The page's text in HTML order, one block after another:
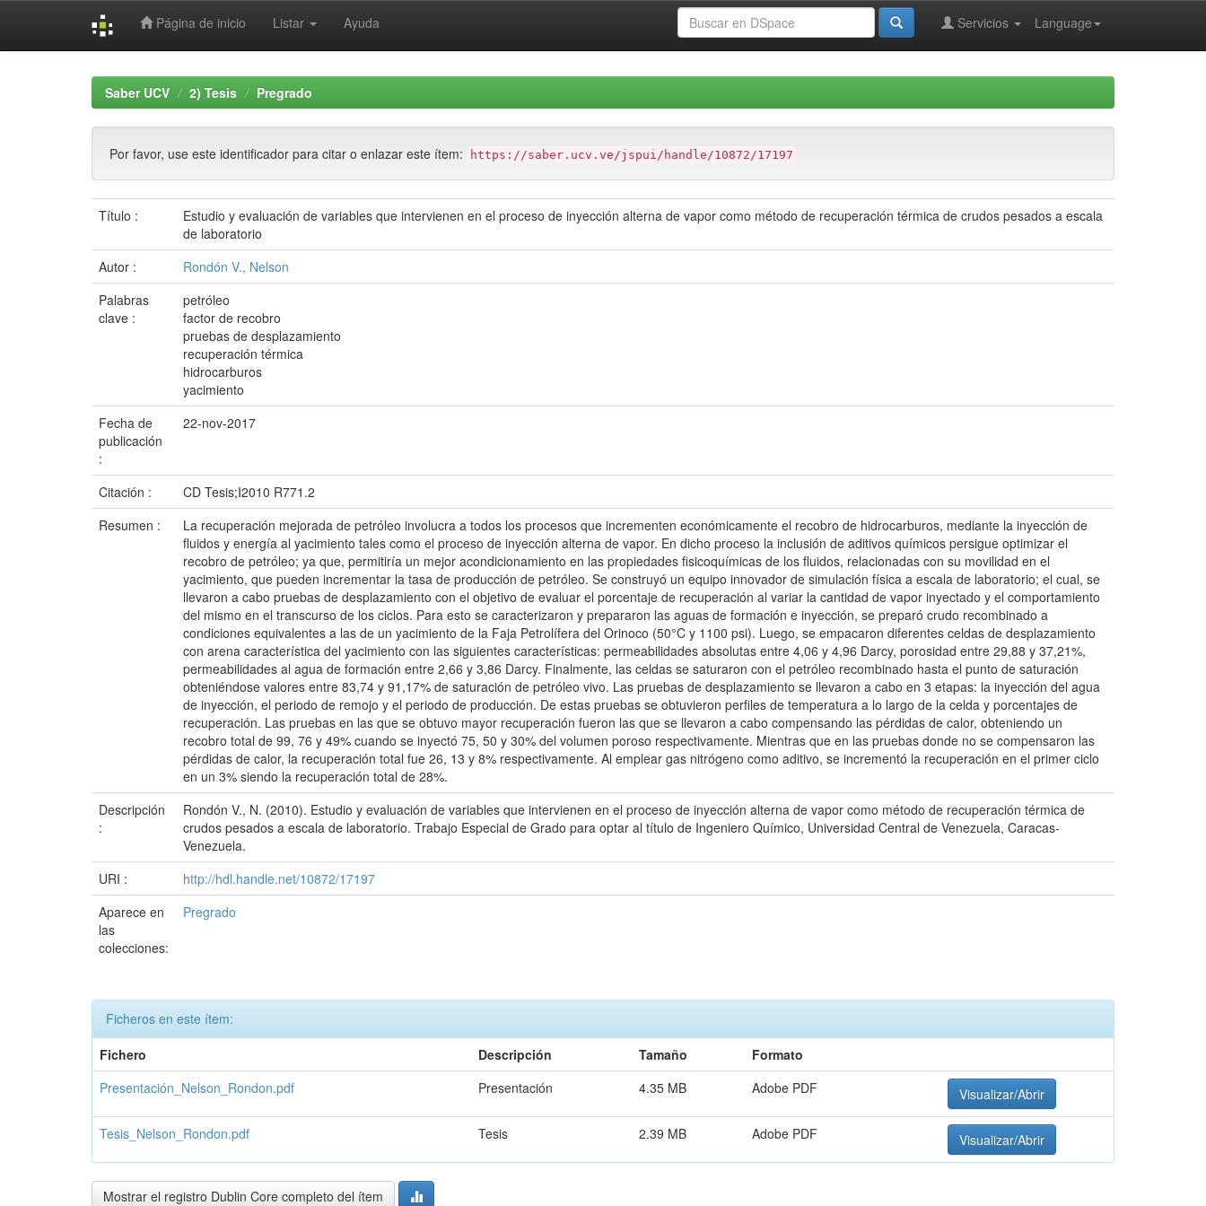
Página de inicio Listar Ayuda Language
Servicios
Saber UCV 2) Tesis Pregrado
Por favor, use este identificador para citar o enlazar este ítem: https://saber.ucv.ve/jspui/handle/10872/17197
Título :
Estudio y evaluación de variables que intervienen en el proceso de inyección alterna de vapor como método de recuperación térmica de crudos pesados a escala
de laboratorio
Autor :
Rondón V., Nelson
Palabras
clave :
petróleo
factor de recobro
pruebas de desplazamiento
recuperación térmica
hidrocarburos
yacimiento
Fecha de
publicación
:
22-nov-2017
Citación :
CD Tesis;I2010 R771.2
Resumen :
La recuperación mejorada de petróleo involucra a todos los procesos que incrementen económicamente el recobro de hidrocarburos, mediante la inyección de
fluidos y energía al yacimiento tales como el proceso de inyección alterna de vapor. En dicho proceso la inclusión de aditivos químicos persigue optimizar el
recobro de petróleo; ya que, permitiría un mejor acondicionamiento en las propiedades fisicoquímicas de los fluidos, relacionadas con su movilidad en el
yacimiento, que pueden incrementar la tasa de producción de petróleo. Se construyó un equipo innovador de simulación física a escala de laboratorio; el cual, se
llevaron a cabo pruebas de desplazamiento con el objetivo de evaluar el porcentaje de recuperación al variar la cantidad de vapor inyectado y el comportamiento
del mismo en el transcurso de los ciclos. Para esto se caracterizaron y prepararon las aguas de formación e inyección, se preparó crudo recombinado a
condiciones equivalentes a las de un yacimiento de la Faja Petrolífera del Orinoco (50°C y 1100 psi). Luego, se empacaron diferentes celdas de desplazamiento
con arena característica del yacimiento con las siguientes características: permeabilidades absolutas entre 4,06 y 4,96 Darcy, porosidad entre 29,88 y 37,21%,
permeabilidades al agua de formación entre 2,66 y 3,86 Darcy. Finalmente, las celdas se saturaron con el petróleo recombinado hasta el punto de saturación
obteniéndose valores entre 83,74 y 91,17% de saturación de petróleo vivo. Las pruebas de desplazamiento se llevaron a cabo en 3 etapas: la inyección del agua
de inyección, el periodo de remojo y el periodo de producción. De estas pruebas se obtuvieron perfiles de temperatura a lo largo de la celda y porcentajes de
recuperación. Las pruebas en las que se obtuvo mayor recuperación fueron las que se llevaron a cabo compensando las pérdidas de calor, obteniendo un
recobro total de 99, 76 y 49% cuando se inyectó 75, 50 y 30% del volumen poroso respectivamente. Mientras que en las pruebas donde no se compensaron las
pérdidas de calor, la recuperación total fue 26, 13 y 8% respectivamente. Al emplear gas nitrógeno como aditivo, se incrementó la recuperación en el primer ciclo
en un 3% siendo la recuperación total de 28%.
Descripción
:
Rondón V., N. (2010). Estudio y evaluación de variables que intervienen en el proceso de inyección alterna de vapor como método de recuperación térmica de
crudos pesados a escala de laboratorio. Trabajo Especial de Grado para optar al título de Ingeniero Químico, Universidad Central de Venezuela, Caracas-
Venezuela.
URI :
http://hdl.handle.net/10872/17197
Aparece en
las
colecciones:
Pregrado
Ficheros en este ítem:
Fichero
Descripción Tamaño
Formato
Presentación_Nelson_Rondon.pdf
Presentación 4.35 MB Adobe PDF Visualizar/Abrir
Tesis_Nelson_Rondon.pdf Tesis 2.39 MB Adobe PDF Visualizar/Abrir
Mostrar el registro Dublin Core completo del ítem